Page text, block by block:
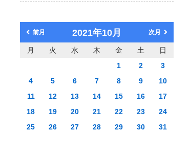
前月 2021年10月 次月
月 火 水 木 金 土
日
1
2
3
4
5 6 7 8 9
10
11
12 13 14 15 16
17
18
19 20 21 22 23
24
25
26 27 28 29 30 31